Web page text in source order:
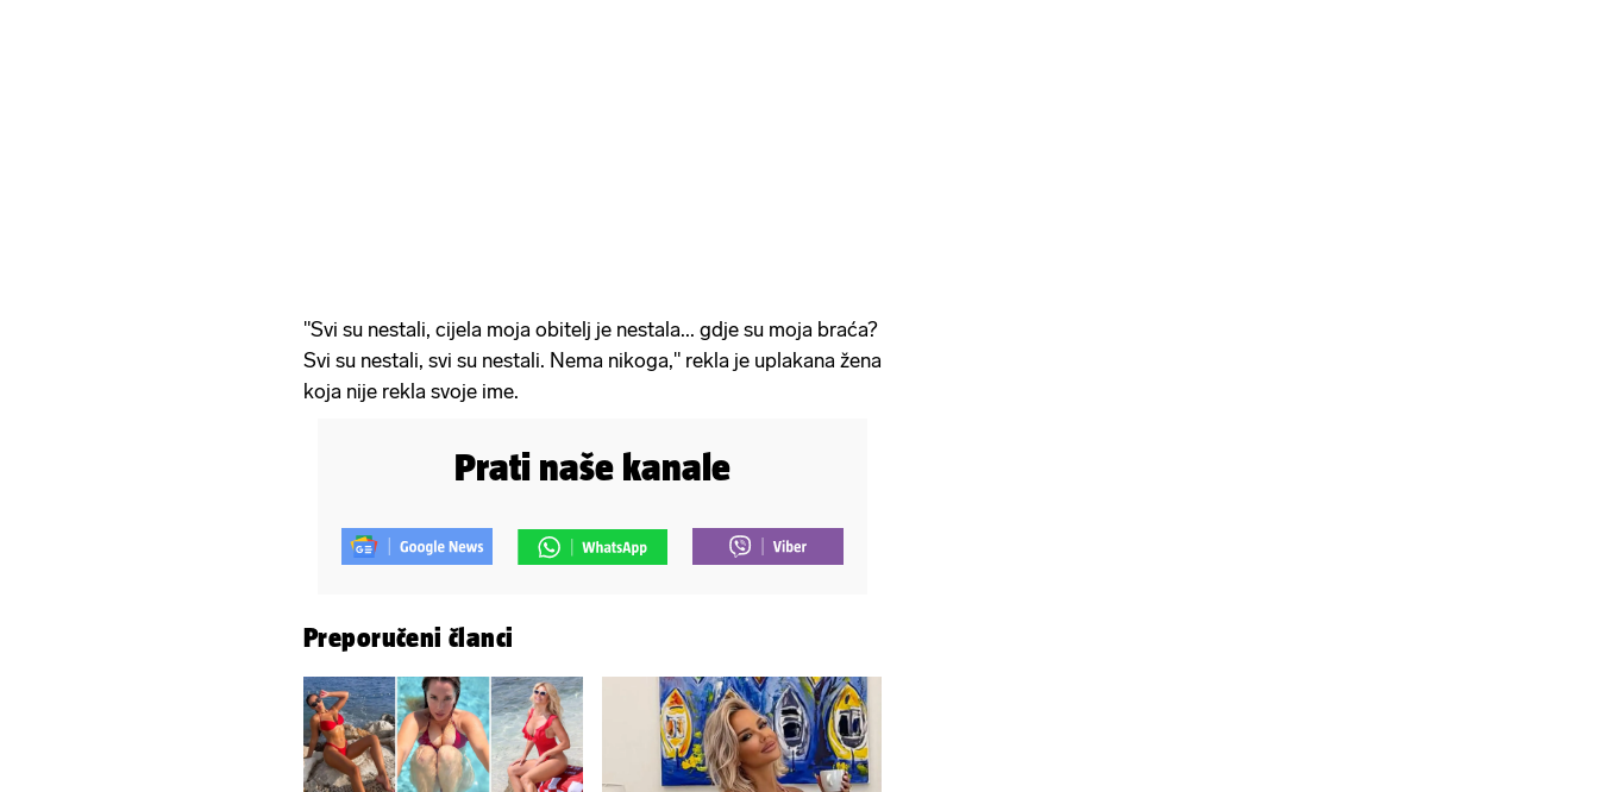
"Svi su nestali, cijela moja obitelj je nestala... gdje su moja braća?
Svi su nestali, svi su nestali. Nema nikoga," rekla je uplakana žena
koja nije rekla svoje ime.
Prati naše kanale
Preporučeni članci